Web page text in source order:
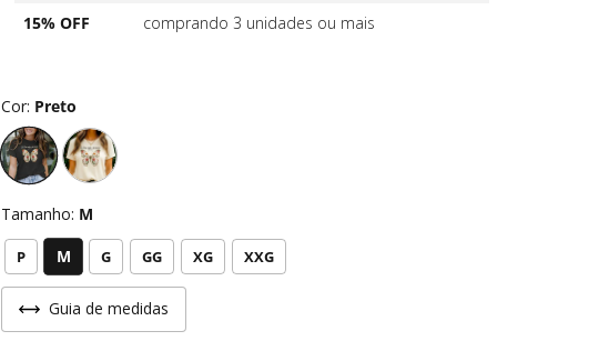
15% OFF
comprando 3 unidades ou mais
Cor: Preto
Tamanho: M
P M G GG XG XXG
Guia de medidas